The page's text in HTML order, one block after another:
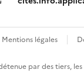
Mentions légales
par des tiers,